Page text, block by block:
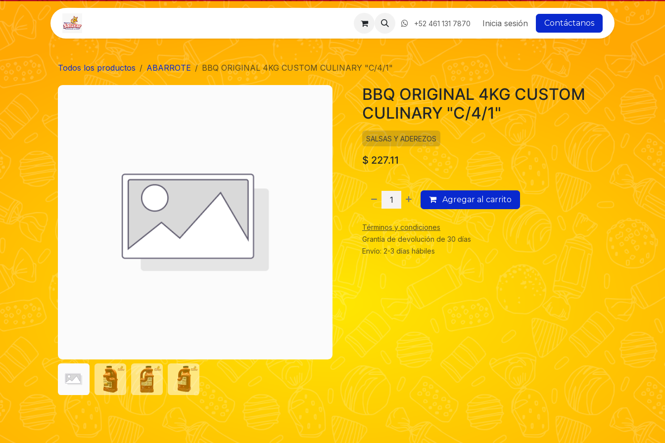
Ir al contenido
Contáctenos Nosotros
+52 461 131 7870 Inicia sesión Contáctanos
Todos los productos ABARROTE BBQ ORIGINAL 4KG CUSTOM CULINARY "C/4/1"
BBQ ORIGINAL 4KG CUSTOM
CULINARY "C/4/1"
SALSAS Y ADEREZOS
$ 227.11
Agregar al carrito
Términos y condiciones
Grantía de devolución de 30 días
Envío: 2-3 días hábiles